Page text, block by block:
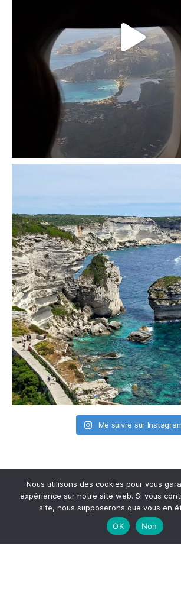
Me suivre sur
S'inscrire à la newsletter
Adresse email*
Nous utilisons des cookies pour vous
expérience sur notre site web. Si vous
site, nous supposerons que vous en
OK
Non